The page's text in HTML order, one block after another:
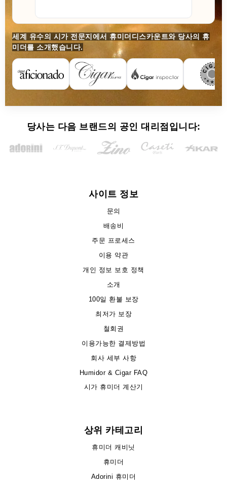
세계 유수의 시가 전문지에서 휴미더디스카운트와 당사의 휴
미더를 소개했습니다.
당사는 다음 브랜드의 공인 대리점입니다:
사이트 정보
문의
배송비
주문 프로세스
이용 약관
개인 정보 보호 정책
소개
100일 환불 보장
최저가 보장
철회권
이용가능한 결제방법
회사 세부 사항
Humidor & Cigar FAQ
시가 휴미더 계산기
상위 카테고리
휴미더 캐비닛
휴미더
Adorini 휴미더